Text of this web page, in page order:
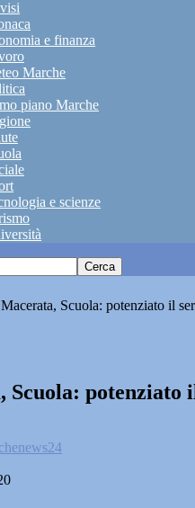
e finanza
Marche
piano Marche
e scienze
Macerata, Scuola: potenziato il
Scuola: